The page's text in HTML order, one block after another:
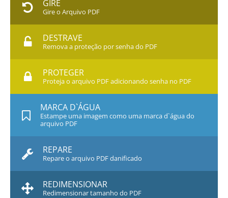
GIRE
Gire o Arquivo PDF
DESTRAVE
Remova a proteção por senha do PDF
PROTEGER
Proteja o arquivo PDF adicionando senha no PDF
MARCA D`ÁGUA
Estampe uma imagem como uma marca d`água do
arquivo PDF
REPARE
Repare o arquivo PDF danificado
REDIMENSIONAR
Redimensionar tamanho do PDF